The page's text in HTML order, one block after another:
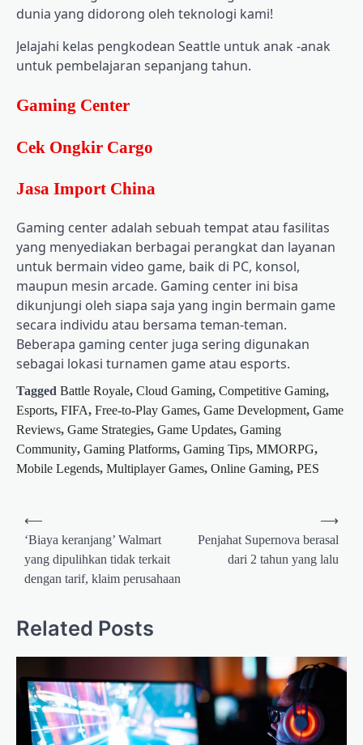
dunia yang didorong oleh teknologi kami!
Jelajahi kelas pengkodean Seattle untuk anak -anak
untuk pembelajaran sepanjang tahun.
Gaming Center
Cek Ongkir Cargo
Jasa Import China
Gaming center adalah sebuah tempat atau fasilitas
yang menyediakan berbagai perangkat dan layanan
untuk bermain video game, baik di PC, konsol,
maupun mesin arcade. Gaming center ini bisa
dikunjungi oleh siapa saja yang ingin bermain game
secara individu atau bersama teman-teman.
Beberapa gaming center juga sering digunakan
sebagai lokasi turnamen game atau esports.
Tagged Battle Royale, Cloud Gaming, Competitive Gaming,
Esports, FIFA, Free-to-Play Games, Game Development, Game
Reviews, Game Strategies, Game Updates, Gaming
Community, Gaming Platforms, Gaming Tips, MMORPG,
Mobile Legends, Multiplayer Games, Online Gaming, PES
Post
navigation
⟵
‘Biaya keranjang’ Walmart
yang dipulihkan tidak terkait
dengan tarif, klaim perusahaan
Penjahat Supernova berasal
dari 2 tahun yang lalu
⟶
Related Posts